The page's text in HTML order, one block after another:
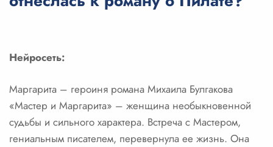
Вход с Telegram
Нейросеть:
Маргарита – героиня романа Михаила Булгакова
«Мастер и Маргарита» – женщина необыкновенной
судьбы и сильного характера. Встреча с Мастером,
гениальным писателем, перевернула ее жизнь. Она